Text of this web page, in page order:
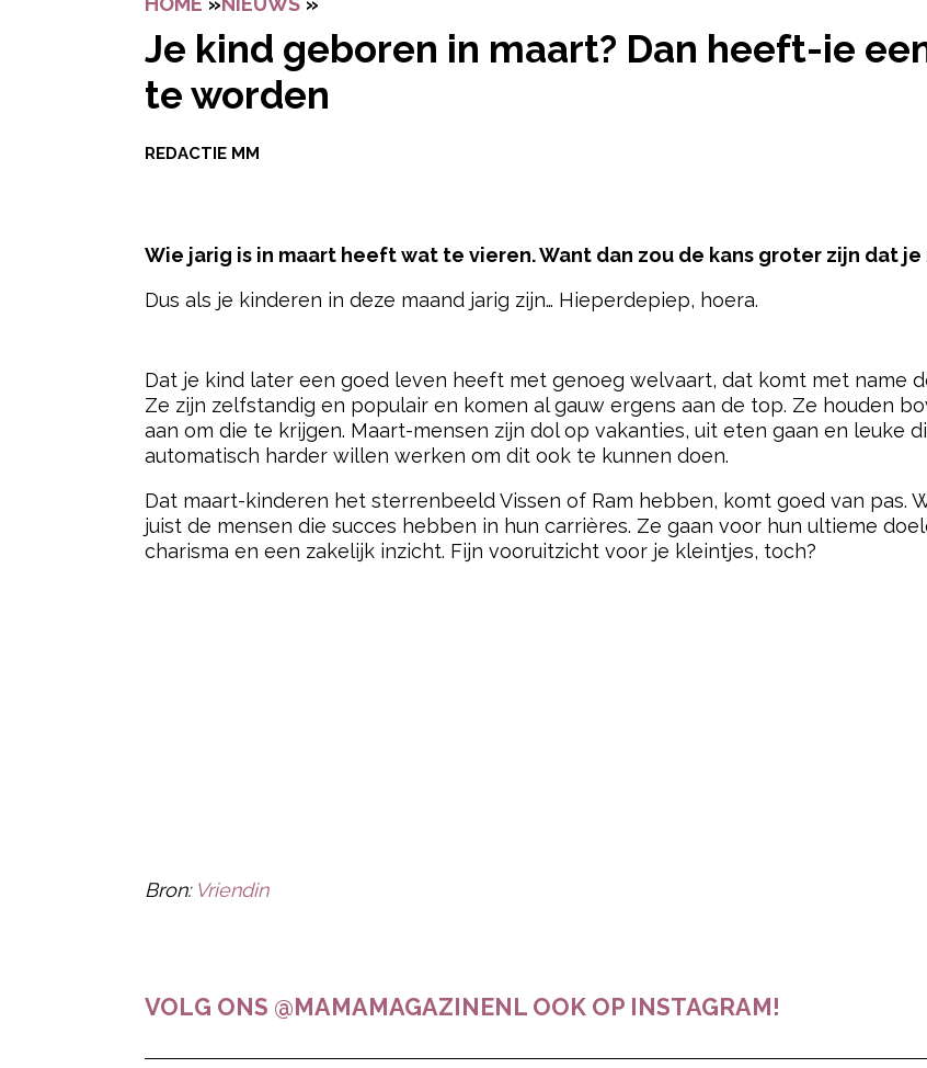
Je kind geboren in maart? Dan heeft-ie
te worden
REDACTIE MM
Wie jarig is in maart heeft wat te vieren. Want dan zou de kans groter zijn dat
Dus als je kinderen in deze maand jarig zijn… Hieperdepiep, hoera.
Dat je kind later een goed leven heeft met genoeg welvaart, dat komt met name
Ze zijn zelfstandig en populair en komen al gauw ergens aan de top. Ze houden
aan om die te krijgen. Maart-mensen zijn dol op vakanties, uit eten gaan en leuke
automatisch harder willen werken om dit ook te kunnen doen.
Dat maart-kinderen het sterrenbeeld Vissen of Ram hebben, komt goed van pas.
juist de mensen die succes hebben in hun carrières. Ze gaan voor hun ultieme
charisma en een zakelijk inzicht. Fijn vooruitzicht voor je kleintjes, toch?
Bron: Vriendin
VOLG ONS @MAMAMAGAZINENL OOK OP INSTAGRAM!
Post Views: 11